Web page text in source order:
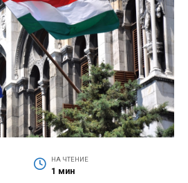
НА ЧТЕНИЕ
1 мин